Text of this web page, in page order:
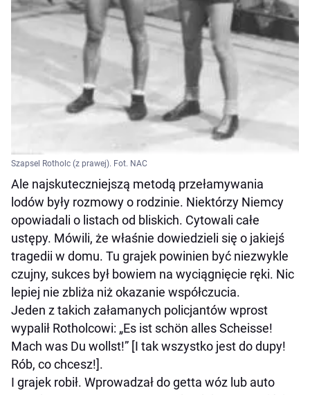
Szapsel Rotholc (z prawej). Fot. NAC
Ale najskuteczniejszą metodą przełamywania
lodów były rozmowy o rodzinie. Niektórzy Niemcy
opowiadali o listach od bliskich. Cytowali całe
ustępy. Mówili, że właśnie dowiedzieli się o jakiejś
tragedii w domu. Tu grajek powinien być niezwykle
czujny, sukces był bowiem na wyciągnięcie ręki. Nic
lepiej nie zbliża niż okazanie współczucia.
Jeden z takich załamanych policjantów wprost
wypalił Rotholcowi: „Es ist schön alles Scheisse!
Mach was Du wollst!” [I tak wszystko jest do dupy!
Rób, co chcesz!].
I grajek robił. Wprowadzał do getta wóz lub auto